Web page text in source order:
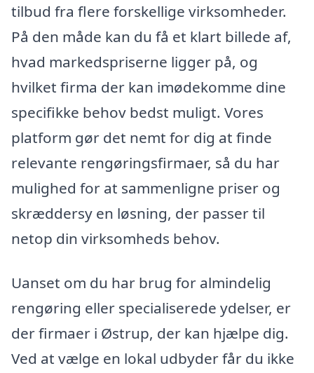
tilbud fra flere forskellige virksomheder.
På den måde kan du få et klart billede af,
hvad markedspriserne ligger på, og
hvilket firma der kan imødekomme dine
specifikke behov bedst muligt. Vores
platform gør det nemt for dig at finde
relevante rengøringsfirmaer, så du har
mulighed for at sammenligne priser og
skræddersy en løsning, der passer til
netop din virksomheds behov.
Uanset om du har brug for almindelig
rengøring eller specialiserede ydelser, er
der firmaer i Østrup, der kan hjælpe dig.
Ved at vælge en lokal udbyder får du ikke